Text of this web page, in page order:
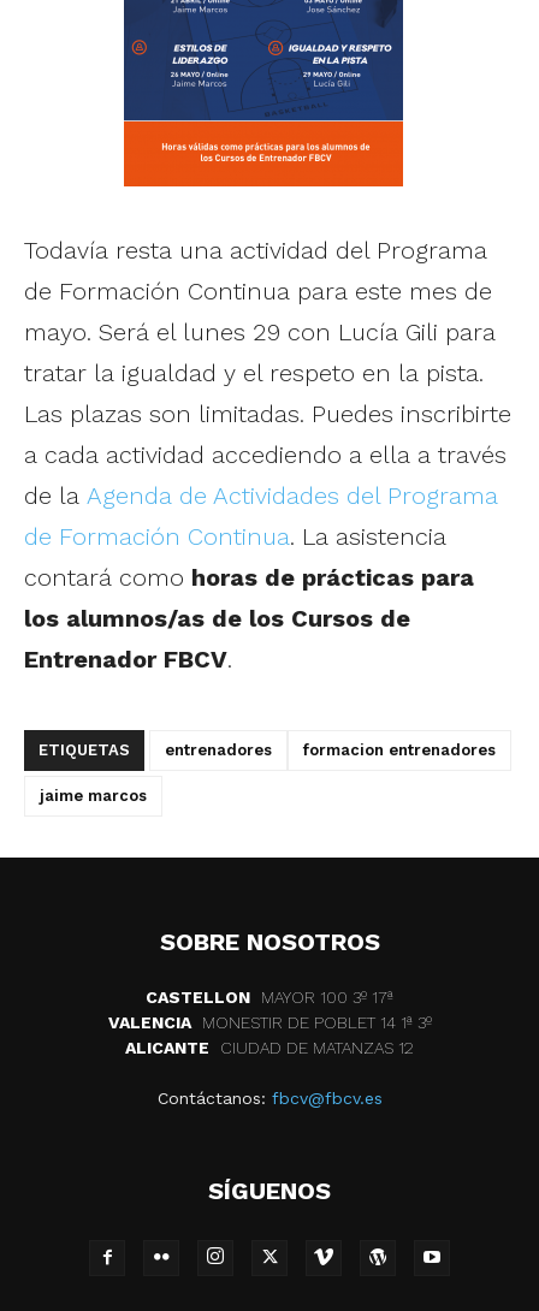
Todavía resta una actividad del Programa
de Formación Continua para este mes de
mayo. Será el lunes 29 con Lucía Gili para
tratar la igualdad y el respeto en la pista.
Las plazas son limitadas. Puedes inscribirte
a cada actividad accediendo a ella a través
de la Agenda de Actividades del Programa
de Formación Continua. La asistencia
contará como horas de prácticas para
los alumnos/as de los Cursos de
Entrenador FBCV.
ETIQUETAS entrenadores formacion entrenadores
jaime marcos
SOBRE NOSOTROS
CASTELLON
MAYOR 100 3º 17ª
VALENCIA
MONESTIR DE POBLET 14 1ª 3º
ALICANTE
CIUDAD DE MATANZAS 12
Contáctanos: fbcv@fbcv.es
SÍGUENOS